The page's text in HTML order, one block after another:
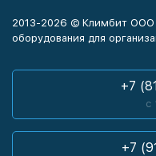
2013-2026 © Климбит ООО
оборудования для
+7
с
+7